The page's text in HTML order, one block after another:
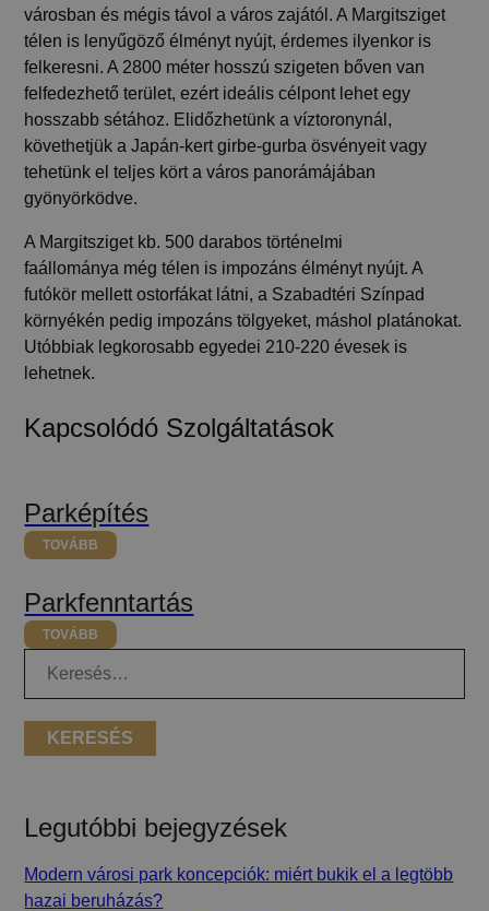
városban és mégis távol a város zajától. A Margitsziget
télen is lenyűgöző élményt nyújt, érdemes ilyenkor is
felkeresni. A 2800 méter hosszú szigeten bőven van
felfedezhető terület, ezért ideális célpont lehet egy
hosszabb sétához. Elidőzhetünk a víztoronynál,
követhetjük a Japán-kert girbe-gurba ösvényeit vagy
tehetünk el teljes kört a város panorámájában
gyönyörködve.
A Margitszigetkb. 500 darabos történelmi
faállománya még télen is impozáns élményt nyújt. A
futókör mellettostorfákat látni, a Szabadtéri Színpad
környékén pedig impozáns tölgyeket, máshol platánokat.
Utóbbiak legkorosabb egyedei 210-220 évesek is
lehetnek.
Kapcsolódó Szolgáltatások
Parképítés
TOVÁBB
Parkfenntartás
TOVÁBB
Legutóbbi bejegyzések
Modern városi park koncepciók: miért bukik el a legtöbb
hazai beruházás?